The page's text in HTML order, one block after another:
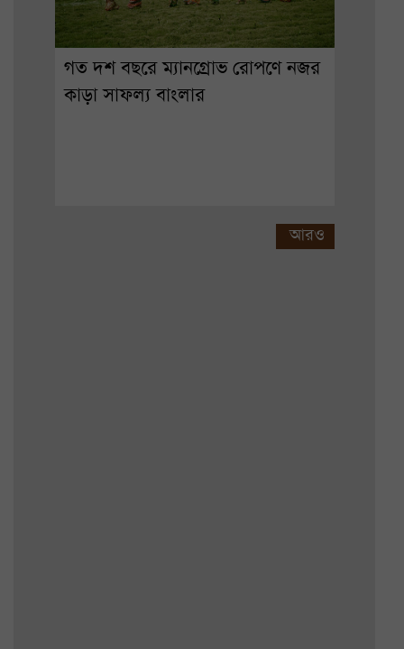
গত দশ বছরে ম্যানগ্রোভ রোপণে নজর
কাড়া সাফল্য বাংলার
আরও